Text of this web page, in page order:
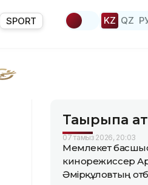
SPORT KZ QZ
Тақырыпқа
07 тамыз 2026, 20:03
Мемлекет
кинорежиссер
Әмірқұловтың